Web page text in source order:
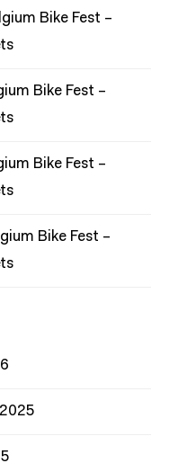
Bike Fest –
Bike Fest –
Bike Fest –
Bike Fest –